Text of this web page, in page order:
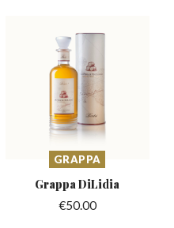
GRAPPA
GrappaDiLidia
€50.00